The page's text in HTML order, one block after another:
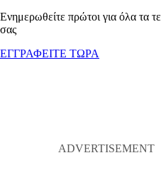
Ενημερωθείτε πρώτοι για όλα τα
σας
ΕΓΓΡΑΦΕΙΤΕ ΤΩΡΑ